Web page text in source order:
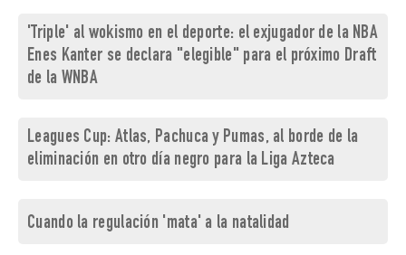
'Triple' al wokismo en el deporte: el exjugador de la NBA
Enes Kanter se declara "elegible" para el próximo Draft
de la WNBA
Leagues Cup: Atlas, Pachuca y Pumas, al borde de la
eliminación en otro día negro para la Liga Azteca
Cuando la regulación 'mata' a la natalidad